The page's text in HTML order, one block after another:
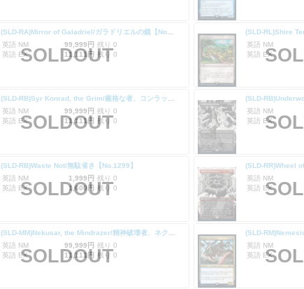
英語 NM
99,999円 残り 0
英語 EX
11,111円 残り 0
SOLDOUT
英語 NM
英語 EX
(SLD-RB)Syr Konrad, the Grim/厳格な者、コンラッド卿【No.1297】
英語 NM
99,999円 残り 0
英語 EX
11,111円 残り 0
SOLDOUT
英語 NM
英語 EX
(SLD-RB)Waste Not/無駄省き【No.1299】
英語 NM
1,999円 残り 0
英語 EX
1,600円 残り 0
SOLDOUT
(SLD-RR)Wheel
英語 NM
英語 EX
英語 NM
99,999円 残り 0
英語 EX
11,111円 残り 0
SOLDOUT
英語 NM
英語 EX